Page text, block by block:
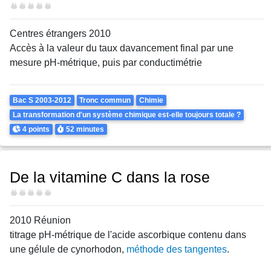
Difficulté
Centres étrangers 2010
Accès à la valeur du taux davancement final par une
mesure pH-métrique, puis par conductimétrie
Theme
Bac S 2003-2012 Tronc commun
Chimie
La transformation d'un système chimique est-elle toujours totale ?
Points
4 points Durée
52 minutes
De la vitamine C dans la rose
Difficulté
2010 Réunion
titrage pH-métrique de l'acide ascorbique contenu dans
une gélule de cynorhodon, méthode des tangentes.